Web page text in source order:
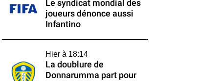
Le syndicat mondial des
joueurs dénonce aussi
Infantino
Hier à 18:14
La doublure de
Donnarumma part pour